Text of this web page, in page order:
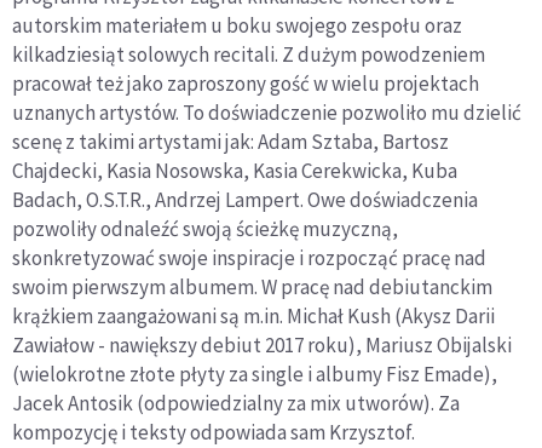
autorskim materiałem u boku swojego zespołu oraz
kilkadziesiąt solowych recitali. Z dużym powodzeniem
pracował też jako zaproszony gość w wielu projektach
uznanych artystów. To doświadczenie pozwoliło mu dzielić
scenę z takimi artystami jak: Adam Sztaba, Bartosz
Chajdecki, Kasia Nosowska, Kasia Cerekwicka, Kuba
Badach, O.S.T.R., Andrzej Lampert. Owe doświadczenia
pozwoliły odnaleźć swoją ścieżkę muzyczną,
skonkretyzować swoje inspiracje i rozpocząć pracę nad
swoim pierwszym albumem. W pracę nad debiutanckim
krążkiem zaangażowani są m.in. Michał Kush (Akysz Darii
Zawiałow - nawiększy debiut 2017 roku), Mariusz Obijalski
(wielokrotne złote płyty za single i albumy Fisz Emade),
Jacek Antosik (odpowiedzialny za mix utworów). Za
kompozycję i teksty odpowiada sam Krzysztof.